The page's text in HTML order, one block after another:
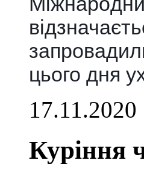
цього дня
17.11.2020
Куріння